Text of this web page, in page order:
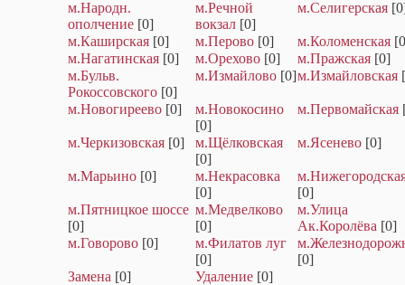
м.Народн.
ополчение [0]
м.Речной
вокзал [0]
м.Селигерская
м.Каширская [0] м.Перово [0] м.Коломенская
м.Нагатинская [0] м.Орехово [0] м.Пражская [0]
м.Бульв.
Рокоссовского [0]
м.Измайлово [0]м.Измайловская
м.Новогиреево [0]
м.Новокосино
[0]
м.Первомайская
м.Черкизовская [0]
м.Щёлковская
[0]
м.Ясенево [0]
м.Марьино [0]
м.Некрасовка
[0]
[0]
м.Пятницкое шоссе
[0]
м.Медвелково
[0]
м.Улица
Ак.Королёва [0]
м.Говорово [0]
м.Филатов луг
[0]
[0]
Замена [0] Удаление [0]